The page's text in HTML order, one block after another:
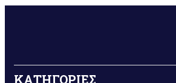
ΚΑΤΗΓΟΡΙΕΣ